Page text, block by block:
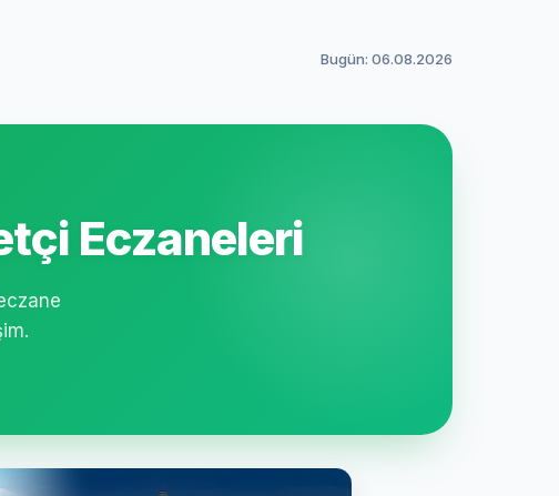
Bugün: 06.08.2026
Eczaneleri